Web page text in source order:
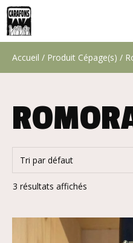
Aller
au
contenu
Accueil / Produit Cépage(s) /
3 résultats affichés